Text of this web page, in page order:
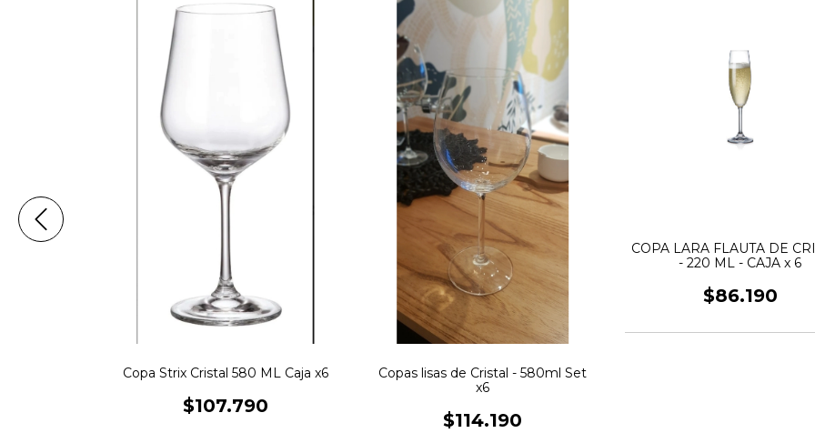
Copa Strix Cristal 580 ML Caja x6
$107.790
Copas lisas de Cristal - 580ml Set
x6
$114.190
COPA LARA FLAUTA DE
- 220 ML - CAJA x 6
$86.190